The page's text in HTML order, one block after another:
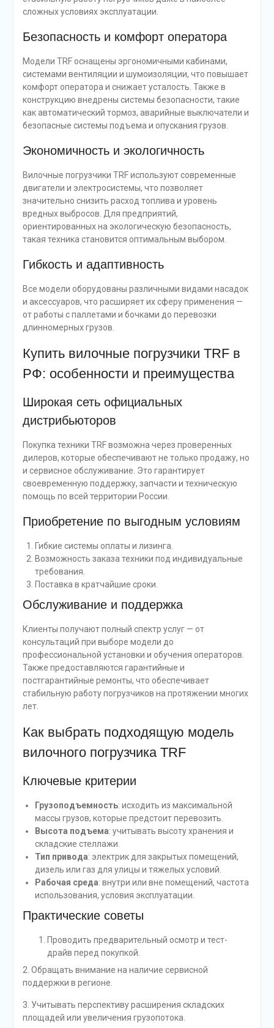
сложных условиях эксплуатации.
Безопасность и комфорт оператора
Модели TRF оснащены эргономичными кабинами,
системами вентиляции и шумоизоляции, что повышает
комфорт оператора и снижает усталость. Также в
конструкцию внедрены системы безопасности, такие
как автоматический тормоз, аварийные выключатели и
безопасные системы подъема и опускания грузов.
Экономичность и экологичность
Вилочные погрузчики TRF используют современные
двигатели и электросистемы, что позволяет
значительно снизить расход топлива и уровень
вредных выбросов. Для предприятий,
ориентированных на экологическую безопасность,
такая техника становится оптимальным выбором.
Гибкость и адаптивность
Все модели оборудованы различными видами насадок
и аксессуаров, что расширяет их сферу применения —
от работы с паллетами и бочками до перевозки
длинномерных грузов.
Купить вилочные погрузчики TRF в
РФ: особенности и преимущества
Широкая сеть официальных
дистрибьюторов
Покупка техники TRF возможна через проверенных
дилеров, которые обеспечивают не только продажу, но
и сервисное обслуживание. Это гарантирует
своевременную поддержку, запчасти и техническую
помощь по всей территории России.
Приобретение по выгодным условиям
Гибкие системы оплаты и лизинга.
Возможность заказа техники под индивидуальные
требования.
Поставка в кратчайшие сроки.
Обслуживание и поддержка
Клиенты получают полный спектр услуг — от
консультаций при выборе модели до
профессиональной установки и обучения операторов.
Также предоставляются гарантийные и
постгарантийные ремонты, что обеспечивает
стабильную работу погрузчиков на протяжении многих
лет.
Как выбрать подходящую модель
вилочного погрузчика TRF
Ключевые критерии
Грузоподъемность: исходить из максимальной
массы грузов, которые предстоит перевозить.
Высота подъема: учитывать высоту хранения и
складские стеллажи.
Тип привода: электрик для закрытых помещений,
дизель или газ для улицы и тяжелых условий.
Рабочая среда: внутри или вне помещений, частота
использования, условия эксплуатации.
Практические советы
Проводить предварительный осмотр и тест-
драйв перед покупкой.
2. Обращать внимание на наличие сервисной
поддержки в регионе.
3. Учитывать перспективу расширения складских
площадей или увеличения грузопотока.